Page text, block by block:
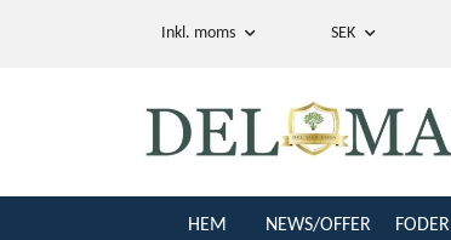
Inkl. moms SEK
HEM NEWS/OFFER FODER